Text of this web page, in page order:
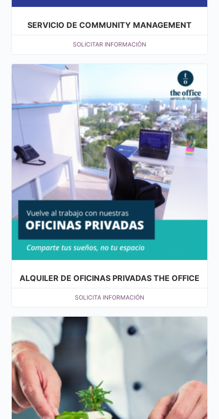
SERVICIO DE COMMUNITY MANAGEMENT
SOLICITAR INFORMACIÓN
ALQUILER DE OFICINAS PRIVADAS THE OFFICE
SOLICITA INFORMACIÓN